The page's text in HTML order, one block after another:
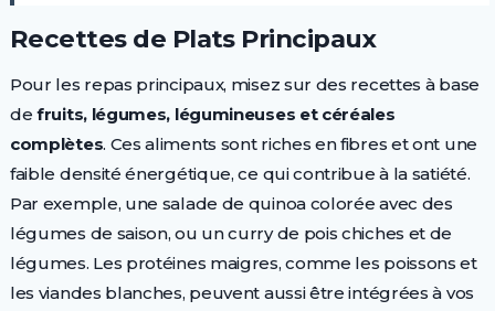
Recettes de Plats Principaux
Pour les repas principaux, misez sur des recettes à base
defruits, légumes, légumineuses et céréales
complètes. Ces aliments sont riches en fibres et ont une
faible densité énergétique, ce qui contribue à la satiété.
Par exemple, une salade de quinoa colorée avec des
légumes de saison, ou un curry de pois chiches et de
légumes. Les protéines maigres, comme les poissons et
les viandes blanches, peuvent aussi être intégrées à vos